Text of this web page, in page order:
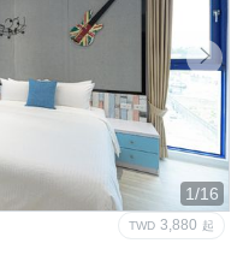
1/16
TWD 3,880 起